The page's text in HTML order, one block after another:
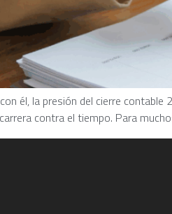
él, la presión del cierre
contra el tiempo. Para